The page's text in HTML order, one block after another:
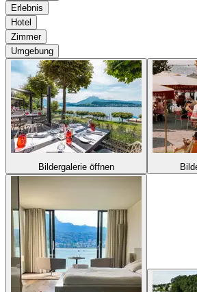
Erlebnis
Hotel
Zimmer
Umgebung
Bildergalerie öffnen